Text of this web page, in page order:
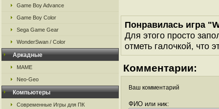
Game Boy Advance
Game Boy Color
Sega Game Gear
WonderSwan / Color
Аркадные
MAME
Neo-Geo
Компьютеры
Современные Игры для ПК
Понравилась игра
Для этого просто
отметь галочкой, что
Комментарии:
Ваш комментарий
ФИО или ник: